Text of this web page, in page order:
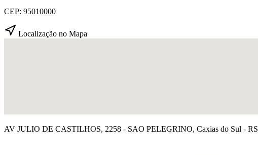
CEP: 95010000
Localização no Mapa
AV JULIO DE CASTILHOS, 2258 - SAO PELEGRINO, Caxias do Sul - RS